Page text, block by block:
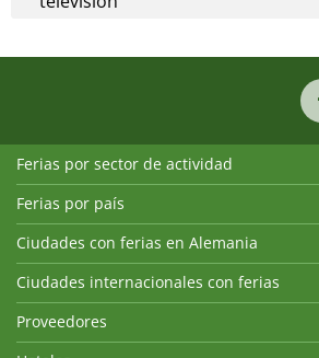
Ferias por sector de actividad
Ferias por país
Ciudades con ferias en Alemania
Ciudades internacionales con ferias
Proveedores